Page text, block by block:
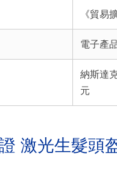
《貿易
電子產
納斯達
元
激光生髮頭